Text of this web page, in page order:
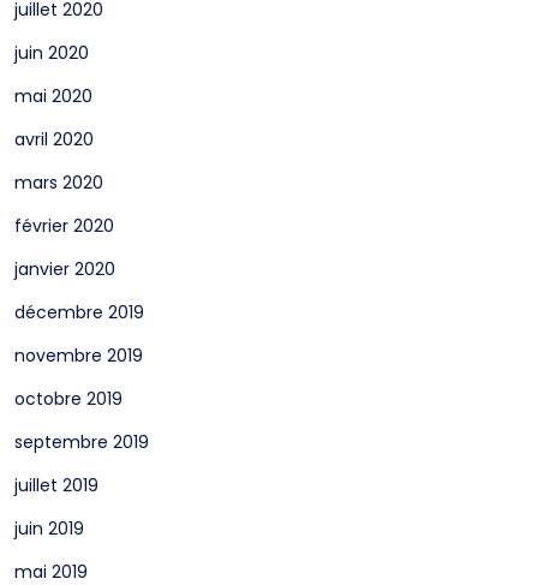
juillet 2020
juin 2020
mai 2020
avril 2020
mars 2020
février 2020
janvier 2020
décembre 2019
novembre 2019
octobre 2019
septembre 2019
juillet 2019
juin 2019
mai 2019